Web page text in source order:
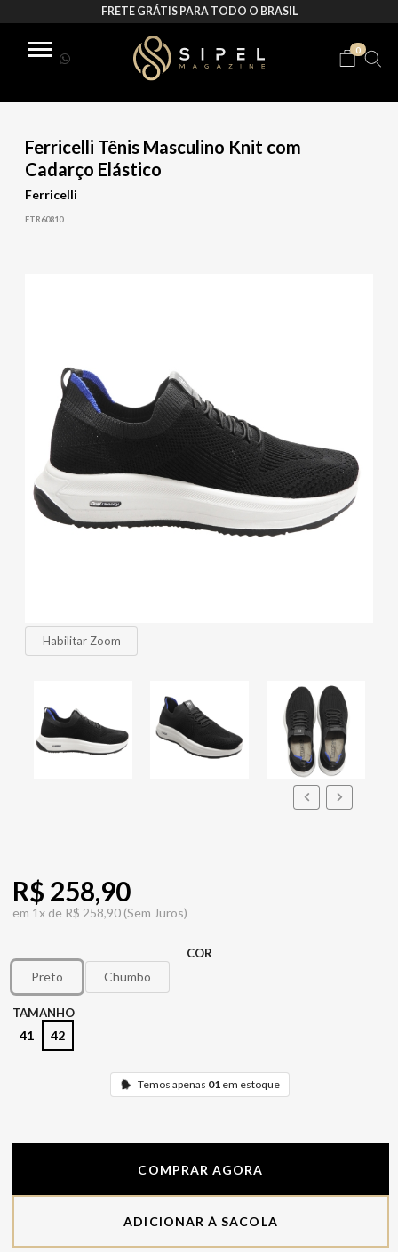
FRETE GRÁTIS PARA TODO O BRASIL
0
Ferricelli Tênis Masculino Knit com
Cadarço Elástico
Ferricelli
ETR60810
Habilitar Zoom
R$ 258,90
em 1x de R$ 258,90 (Sem Juros)
COR
Preto Chumbo
TAMANHO
41 42
Temos apenas 01em estoque
COMPRAR AGORA
ADICIONAR À SACOLA